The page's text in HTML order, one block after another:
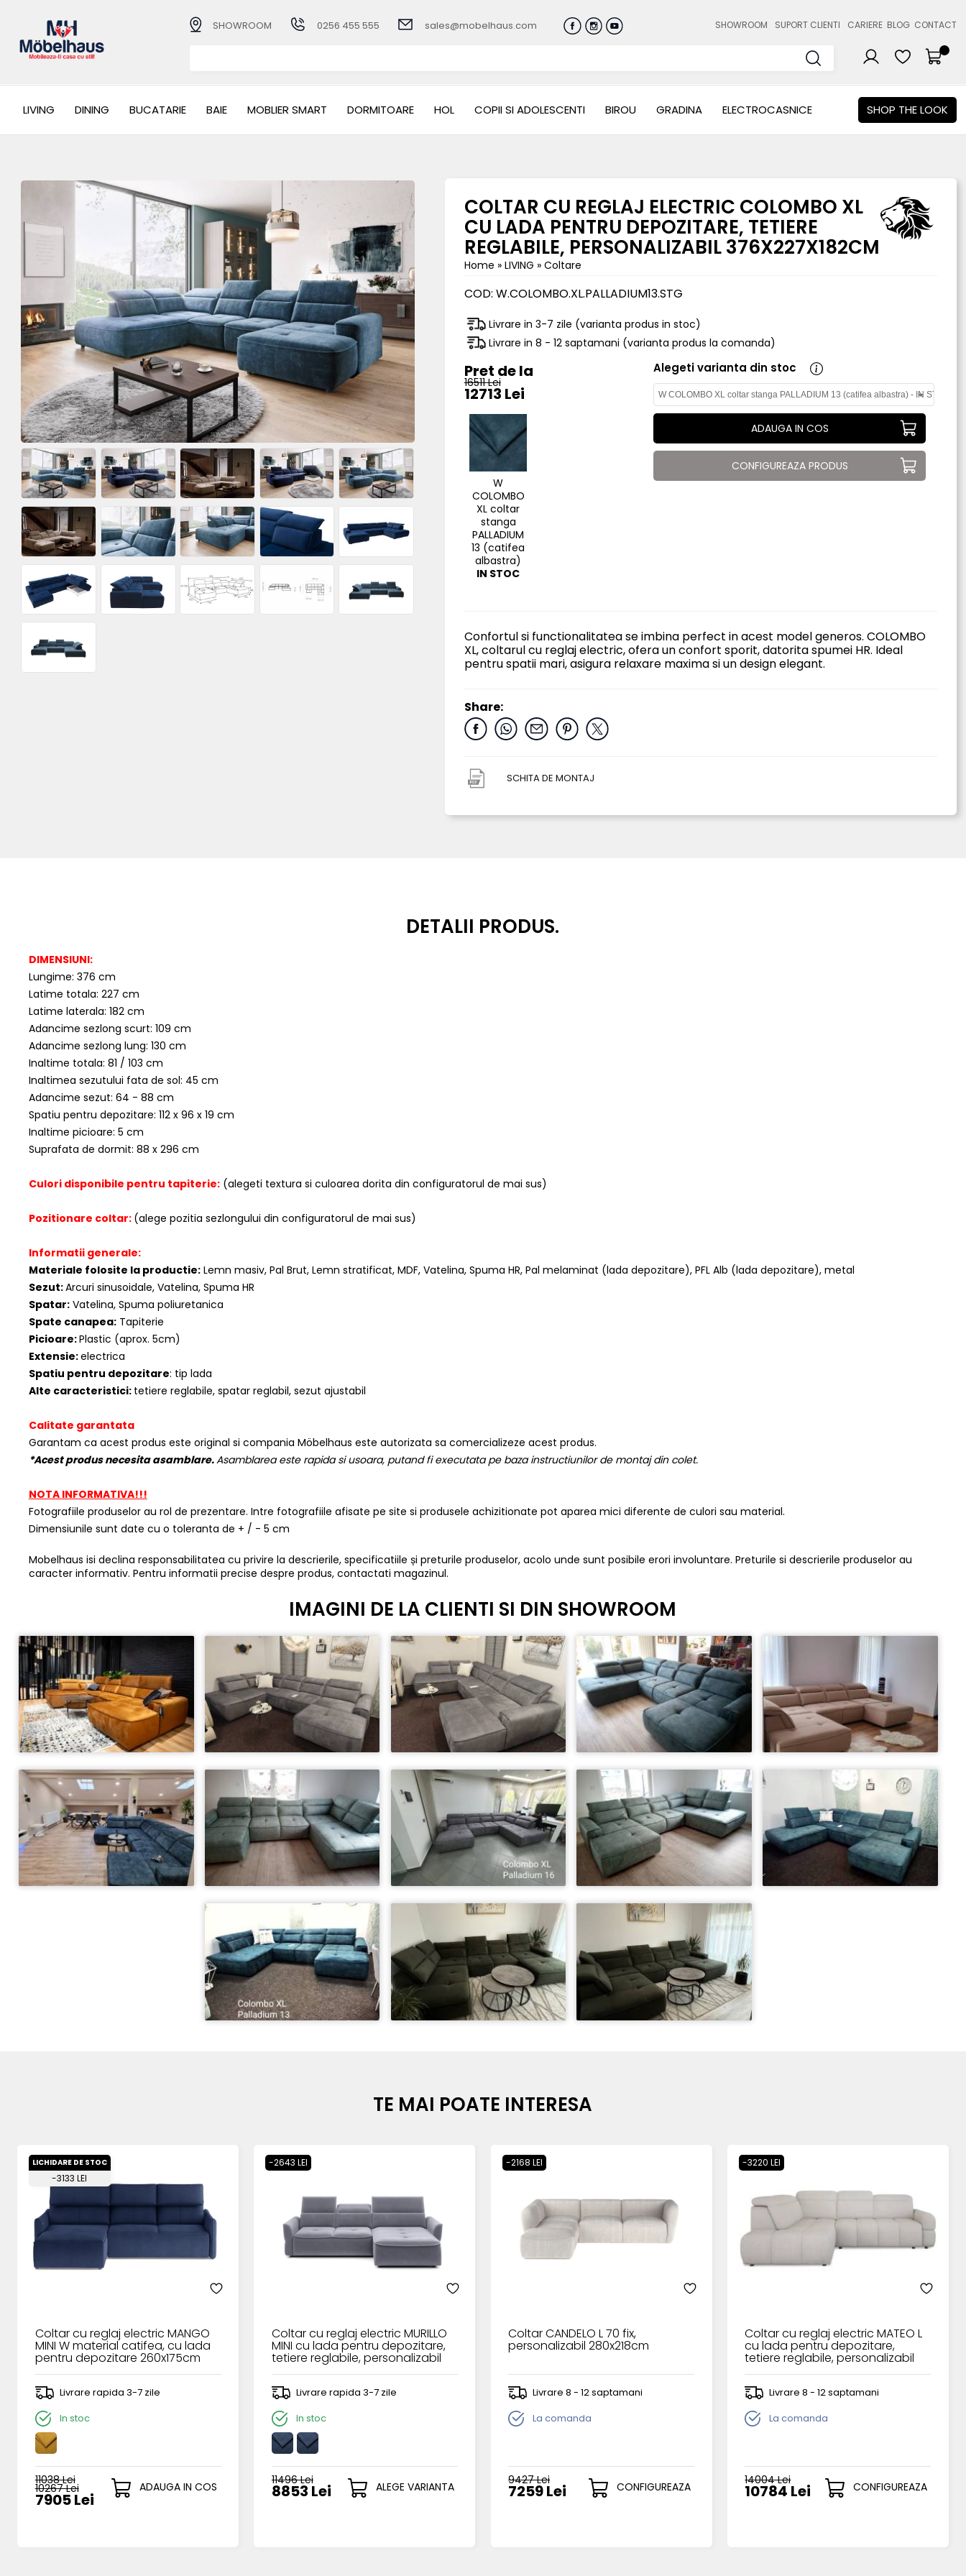
SHOWROOM 0256 455 555 sales@mobelhaus.com SHOWROOM SUPORT CLIENTI CARIERE BLOG CONTACT
LIVING DINING BUCATARIE BAIE MOBLIER SMART DORMITOARE HOL COPII SI ADOLESCENTI BIROU GRADINA ELECTROCASNICE SHOP THE LOOK
COLTAR CU REGLAJ ELECTRIC COLOMBO XL
CU LADA PENTRU DEPOZITARE, TETIERE
REGLABILE, PERSONALIZABIL 376X227X182CM
Home » LIVING » Coltare
COD: W.COLOMBO.XL.PALLADIUM13.STG
Livrare in 3-7 zile (varianta produs in stoc)
Livrare in 8 - 12 saptamani (varianta produs la comanda)
Pret de la
16511 Lei
12713 Lei
W
COLOMBO
XL coltar
stanga
PALLADIUM
13 (catifea
albastra)
IN STOC
Alegeti varianta din stoc
ADAUGA IN COS
CONFIGUREAZA PRODUS
Confortul si functionalitatea se imbina perfect in acest model generos. COLOMBO
XL, coltarul cu reglaj electric, ofera un confort sporit, datorita spumei HR. Ideal
pentru spatii mari, asigura relaxare maxima si un design elegant.
Share:
SCHITA DE MONTAJ
DETALII PRODUS.
DIMENSIUNI:
Lungime: 376 cm
Latime totala: 227 cm
Latime laterala: 182 cm
Adancime sezlong scurt: 109 cm
Adancime sezlong lung: 130 cm
Inaltime totala: 81 / 103 cm
Inaltimea sezutului fata de sol: 45 cm
Adancime sezut: 64 - 88 cm
Spatiu pentru depozitare: 112 x 96 x 19 cm
Inaltime picioare: 5 cm
Suprafata de dormit: 88 x 296 cm
Culori disponibile pentru tapiterie:(alegeti textura si culoarea dorita din configuratorul de mai sus)
Pozitionare coltar: (alege pozitia sezlongului din configuratorul de mai sus)
Informatii generale:
Materiale folosite la productie:Lemn masiv, Pal Brut, Lemn stratificat, MDF, Vatelina, Spuma HR, Pal melaminat (lada depozitare), PFL Alb (lada depozitare), metal
Sezut:Arcuri sinusoidale, Vatelina, Spuma HR
Spatar:Vatelina, Spuma poliuretanica
Spate canapea:Tapiterie
Picioare:Plastic (aprox. 5cm)
Extensie:electrica
Spatiu pentru depozitare: tip lada
Alte caracteristici: tetiere reglabile, spatar reglabil, sezut ajustabil
Calitate garantata
Garantam ca acest produs este original si compania Möbelhaus este autorizata sa comercializeze acest produs.
*Acest produs necesita asamblare.Asamblarea este rapida si usoara, putand fi executata pe baza instructiunilor de montaj din colet.
NOTA INFORMATIVA!!!
Fotografiile produselor au rol de prezentare. Intre fotografiile afisate pe site si produsele achizitionate pot aparea mici diferente de culori sau material.
Dimensiunile sunt date cu o toleranta de + / - 5 cm
Mobelhaus isi declina responsabilitatea cu privire la descrierile, specificatiile și preturile produselor, acolo unde sunt posibile erori involuntare. Preturile si descrierile produselor au
caracter informativ. Pentru informatii precise despre produs, contactati magazinul.
IMAGINI DE LA CLIENTI SI DIN SHOWROOM
TE MAI POATE INTERESA
LICHIDARE DE STOC
-3133 LEI
Coltar cu reglaj electric MANGO
MINI W material catifea, cu lada
pentru depozitare 260x175cm
Livrare rapida 3-7 zile
In stoc
11038 Lei
10267 Lei
7905 Lei
ADAUGA IN COS
-2643 LEI
Coltar cu reglaj electric MURILLO
MINI cu lada pentru depozitare,
tetiere reglabile, personalizabil
260x175cm
Livrare rapida 3-7 zile
In stoc
11496 Lei
8853 Lei ALEGE VARIANTA
-2168 LEI
Coltar CANDELO L 70 fix,
personalizabil 280x218cm
Livrare 8 - 12 saptamani
La comanda
9427 Lei
7259 Lei CONFIGUREAZA
-3220 LEI
Coltar cu reglaj electric MATEO L
cu lada pentru depozitare,
tetiere reglabile, personalizabil
270x223cm
Livrare 8 - 12 saptamani
La comanda
14004 Lei
10784 Lei CONFIGUREAZA